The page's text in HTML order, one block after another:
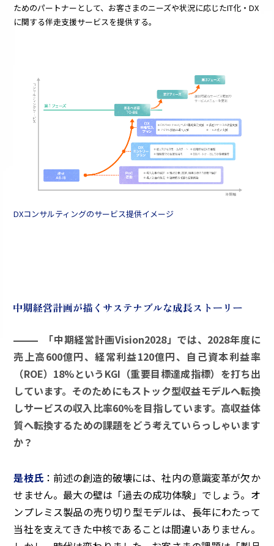
ためのパートナーとして、お客さまのニーズや状況に応じたIT化・DX
に関する伴走支援サービスを提供する。
DXコンサルティングのサービス提供イメージ
「中期経営計画Vision2028」では、2028年度に
売上高600億円、経常利益120億円、自己資本利益率
（ROE）18%というKGI（重要目標達成指標）を打ち出
しています。そのためにもストック型収益モデルへ転換
しサービスの収入比率60%を目指しています。高収益体
質へ転換するための課題をどう考えていらっしゃいます
か？
是枝氏：前述の創造的破壊には、社内の意識変革が欠か
せません。最大の壁は「過去の成功体験」でしょう。オ
ンプレミス製品の売り切り型モデルは、長年にわたって
当社を支えてきた中核であることは間違いありません。